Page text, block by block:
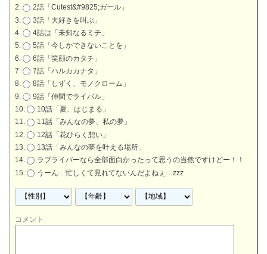
2話「Cutest&#9825;ガール」
3話「大好きを叫ぶ」
4話は「未知なるミチ」
5話「今しかできないことを」
6話「笑顔のカタチ」
7話「ハルカカナタ」
8話「しずく、モノクローム」
9話「仲間でライバル」
10話「夏、はじまる」
11話「みんなの夢、私の夢」
12話「花ひらく想い」
13話「みんなの夢を叶える場所」
ラブライバーなら全部面白かったって思うの当然ですけどー！！
うーん…忙しくて見れてないんだよねぇ…zzz
コメント